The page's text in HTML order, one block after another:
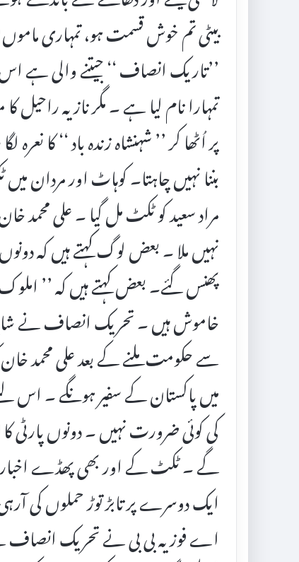
بیٹی تم خوش قسمت ہو، تمہاری
’’تاریک انصاف ‘‘ جیتنے والی ہے
تمہارا نام لیا ہے ۔ مگر ناز یہ
پر اُٹھا کر ’’ شہنشاہ زندہ باد ‘‘ کا
بننا نہیں چاہتا۔ کوہاٹ اور مردان
مراد سعید کو ٹکٹ مل گیا ۔ علی محمد
نہیں ملا ۔ بعض لوگ کہتے ہیں کہ
پھنس گئے۔ بعض کہتے ہیں کہ ’’
خاموش ہیں ۔ تحریک انصاف نے
سے حکومت ملنے کے بعد علی محمد خان
میں پاکستان کے سفیر ہونگے ۔ اس
کی کوئی ضرورت نہیں ۔ دونوں پارٹی کا
گے ۔ ٹکٹ کے اور بھی پھڈے
ایک دوسرے پر تابڑ توڑ حملوں کی
اے فوزیہ بی بی نے تحریک انصاف